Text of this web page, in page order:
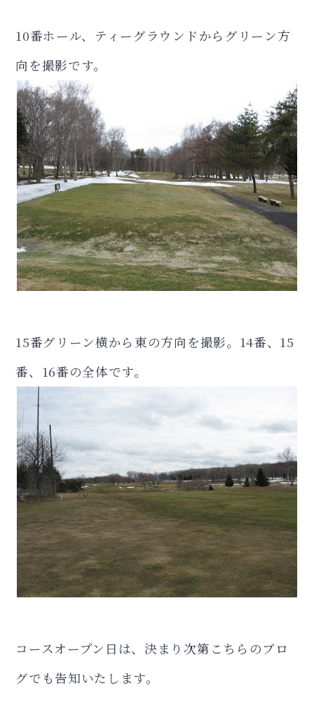
10番ホール、ティーグラウンドからグリーン方
向を撮影です。
15番グリーン横から東の方向を撮影。14番、15
番、16番の全体です。
コースオープン日は、決まり次第こちらのブロ
グでも告知いたします。